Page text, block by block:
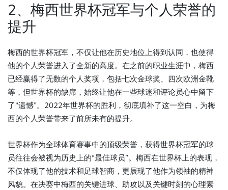
2、梅西世界杯冠军与个人荣誉的
提升
梅西的世界杯冠军，不仅让他在历史地位上得到认同，也使得
他的个人荣誉进入了全新的高度。在之前的职业生涯中，梅西
已经赢得了无数的个人奖项，包括七次金球奖、四次欧洲金靴
等，但世界杯的缺席，始终让他在一些球迷和评论员心中留下
了“遗憾”。2022年世界杯的胜利，彻底填补了这一空白，为梅
西的个人荣誉带来了前所未有的提升。
世界杯作为全球体育赛事中的顶级荣誉，获得世界杯冠军的球
员往往会被视为历史上的“最佳球员”。梅西在世界杯上的表现，
不仅体现了他的技术和足球智商，更展现了他作为领袖的精神
风貌。在决赛中梅西的关键进球、助攻以及关键时刻的心理素